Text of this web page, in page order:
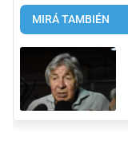
MIRÁ TAMBIÉN